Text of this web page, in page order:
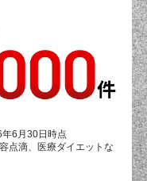
6月30日時点
点滴、医療ダイエットな